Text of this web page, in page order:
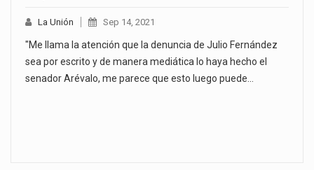
La Unión Sep 14, 2021
"Me llama la atención que la denuncia de Julio Fernández
sea por escrito y de manera mediática lo haya hecho el
senador Arévalo, me parece que esto luego puede…